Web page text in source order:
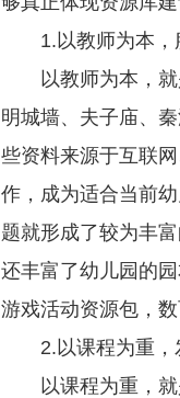
1.以教师为本
以教师为本，
明城墙、夫子庙、
些资料来源于互联
作，成为适合当前
题就形成了较为丰
还丰富了幼儿园的
游戏活动资源包，
2.以课程为重
以课程为重，